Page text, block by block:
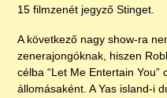
15 filmzenét jegyző Stinget.
A következő nagy show-ra
zenerajongóknak, hiszen
célba “Let Me Entertain
állomásaként. A Yas island-i